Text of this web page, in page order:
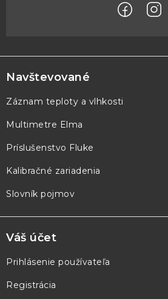
á
p
ä
e
Navštevované
Záznam teploty a vlhkosti
Multimetre Elma
Príslušenstvo Fluke
Kalibračné zariadenia
Slovník pojmov
Váš účet
Prihlásenie používateľa
Registrácia